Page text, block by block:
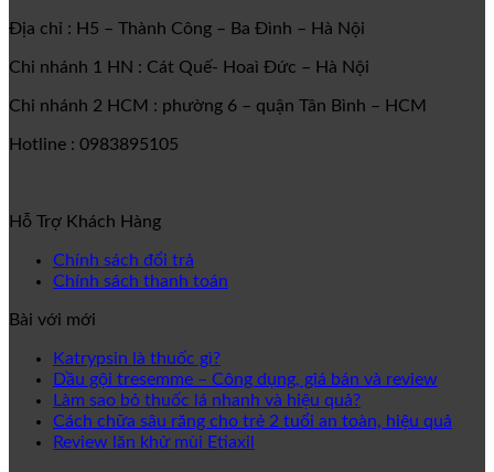
Địa chỉ : H5 – Thành Công – Ba Đình – Hà Nội
Chi nhánh 1 HN : Cát Quế- Hoaì Đức – Hà Nội
Chi nhánh 2 HCM : phường 6 – quận Tân Bình – HCM
Hotline : 0983895105
Hỗ Trợ Khách Hàng
Chính sách đổi trả
Chính sách thanh toán
Bài với mới
Katrypsin là thuốc gì?
Dầu gội tresemme – Công dụng, giá bán và review
Làm sao bỏ thuốc lá nhanh và hiệu quả?
Cách chữa sâu răng cho trẻ 2 tuổi an toàn, hiệu quả
Review lăn khử mùi Etiaxil